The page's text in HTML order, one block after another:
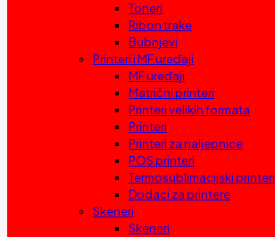
Toneri
Ribon trake
Bubnjevi
Printeri i MF uređaji
MF uređaji
Matrični printeri
Printeri velikih formata
Printeri
Printeri za naljepnice
POS printeri
Termosublimacijski printeri
Dodaci za printere
Skeneri
Skeneri